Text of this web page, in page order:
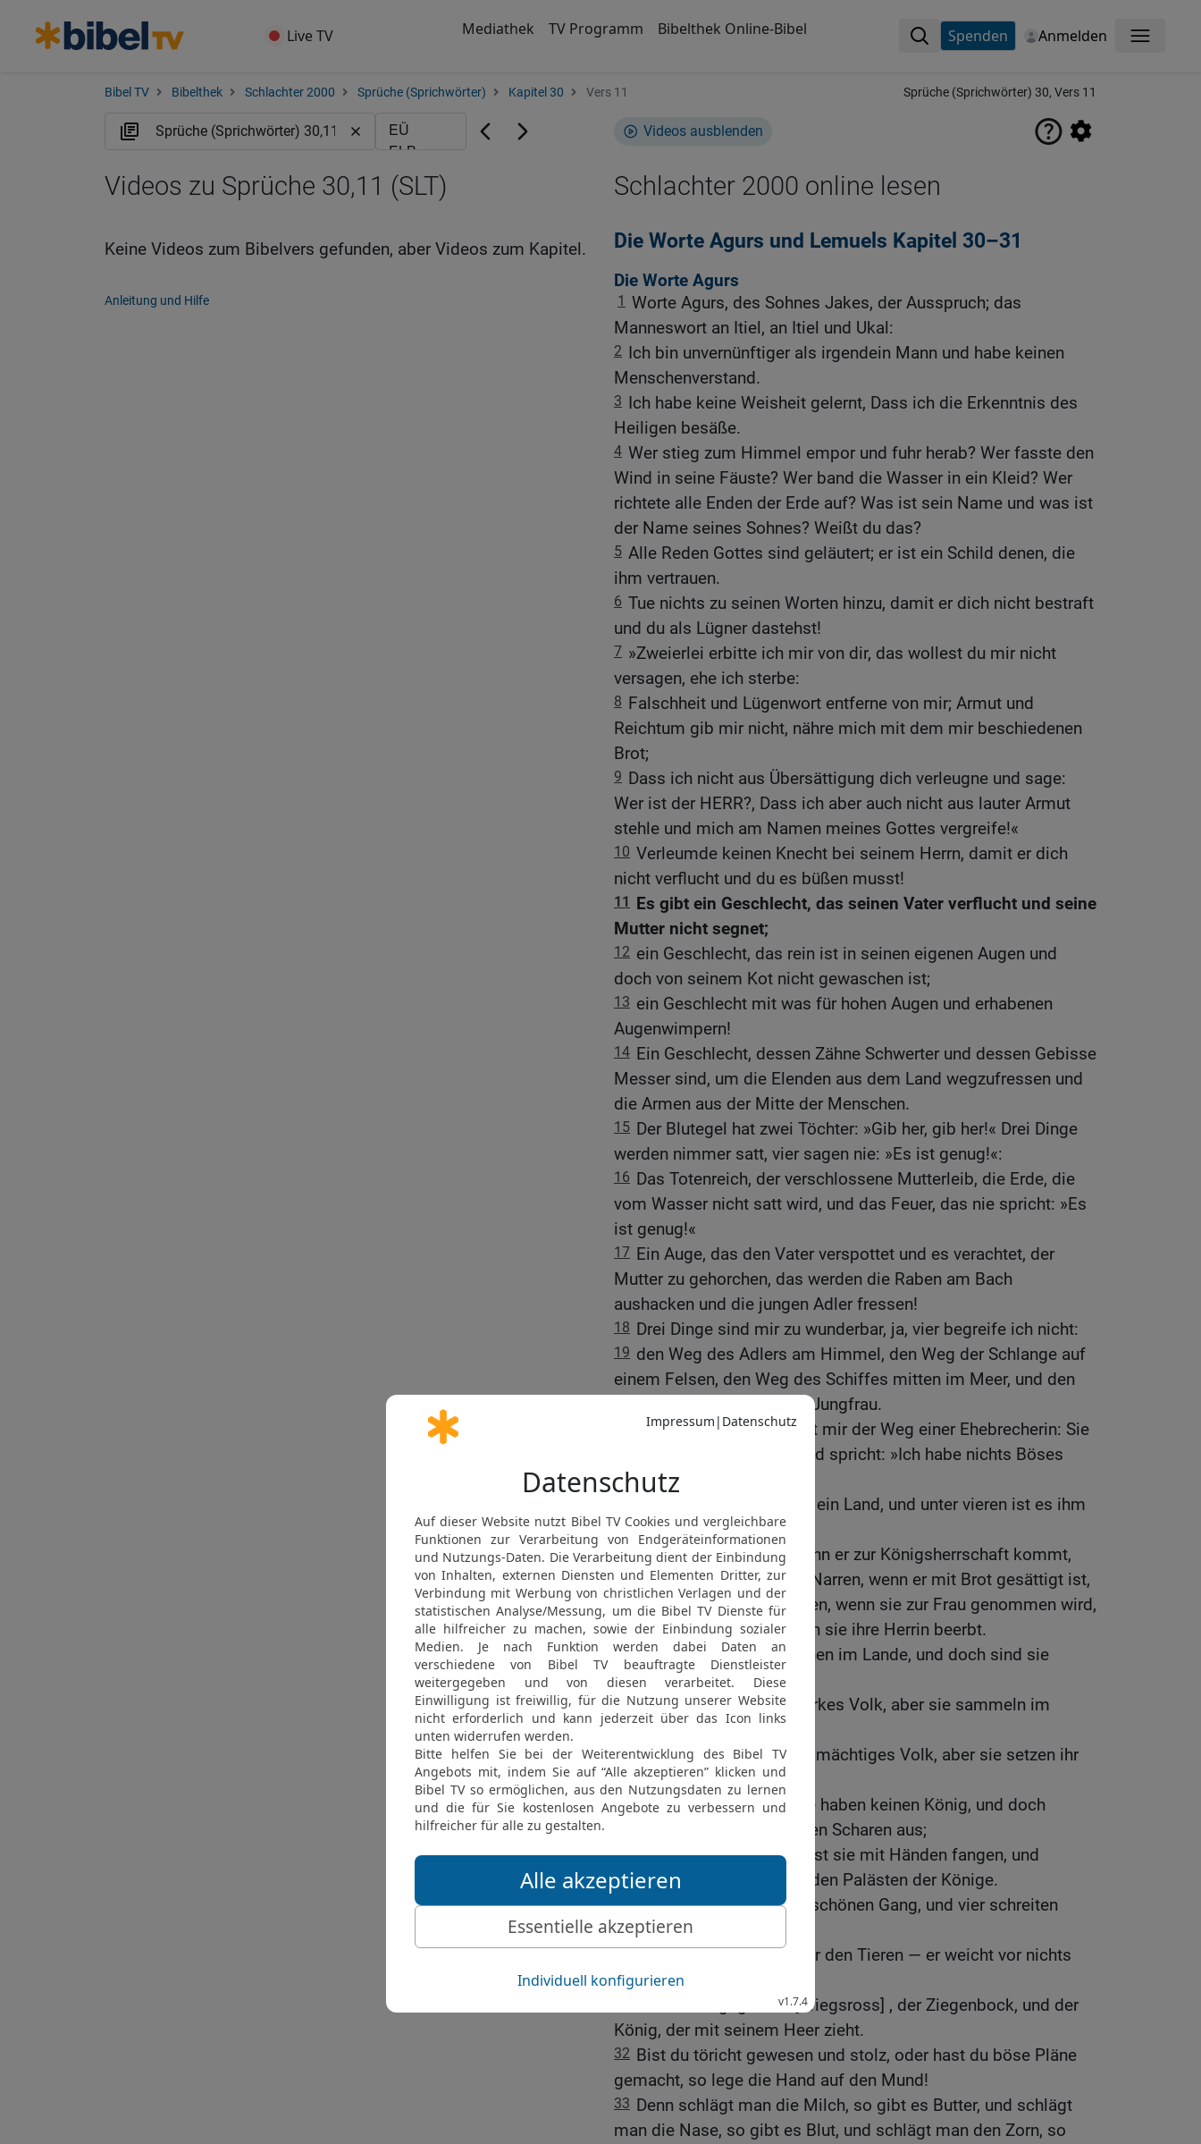
Live TV Mediathek TV Programm Bibelthek Online-Bibel Spenden Anmelden Menü
Bibel TV Bibelthek Schlachter 2000 Sprüche (Sprichwörter) Kapitel 30 Vers 11 Sprüche (Sprichwörter) 30, Vers 11
Videos ausblenden
Schlachter 2000 online lesen
Die Worte Agurs und Lemuels Kapitel 30–31
Die Worte Agurs
1 Worte Agurs, des Sohnes Jakes, der Ausspruch; das
Manneswort an Itiel, an Itiel und Ukal:
2 Ich bin unvernünftiger als irgendein Mann und habe keinen
Menschenverstand.
3 Ich habe keine Weisheit gelernt, Dass ich die Erkenntnis des
Heiligen besäße.
4 Wer stieg zum Himmel empor und fuhr herab? Wer fasste den
Wind in seine Fäuste? Wer band die Wasser in ein Kleid? Wer
richtete alle Enden der Erde auf? Was ist sein Name und was ist
der Name seines Sohnes? Weißt du das?
5 Alle Reden Gottes sind geläutert; er ist ein Schild denen, die
ihm vertrauen.
6 Tue nichts zu seinen Worten hinzu, damit er dich nicht bestraft
und du als Lügner dastehst!
7 »Zweierlei erbitte ich mir von dir, das wollest du mir nicht
versagen, ehe ich sterbe:
8 Falschheit und Lügenwort entferne von mir; Armut und
Reichtum gib mir nicht, nähre mich mit dem mir beschiedenen
Brot;
9 Dass ich nicht aus Übersättigung dich verleugne und sage:
Wer ist der HERR?, Dass ich aber auch nicht aus lauter Armut
stehle und mich am Namen meines Gottes vergreife!«
10 Verleumde keinen Knecht bei seinem Herrn, damit er dich
nicht verflucht und du es büßen musst!
11
Es gibt ein Geschlecht, das seinen Vater verflucht und seine
Mutter nicht segnet;
12 ein Geschlecht, das rein ist in seinen eigenen Augen und
doch von seinem Kot nicht gewaschen ist;
13 ein Geschlecht mit was für hohen Augen und erhabenen
Augenwimpern!
14 Ein Geschlecht, dessen Zähne Schwerter und dessen Gebisse
Messer sind, um die Elenden aus dem Land wegzufressen und
die Armen aus der Mitte der Menschen.
15 Der Blutegel hat zwei Töchter: »Gib her, gib her!« Drei Dinge
werden nimmer satt, vier sagen nie: »Es ist genug!«:
16 Das Totenreich, der verschlossene Mutterleib, die Erde, die
vom Wasser nicht satt wird, und das Feuer, das nie spricht: »Es
ist genug!«
17 Ein Auge, das den Vater verspottet und es verachtet, der
Mutter zu gehorchen, das werden die Raben am Bach
aushacken und die jungen Adler fressen!
18 Drei Dinge sind mir zu wunderbar, ja, vier begreife ich nicht:
19 den Weg des Adlers am Himmel, den Weg der Schlange auf
einem Felsen, den Weg des Schiffes mitten im Meer, und den
Weg des Mannes zu einer Jungfrau.
Ebenso unbegreiflich ist mir der Weg einer Ehebrecherin: Sie
isst und wischt ihr Maul und spricht: »Ich habe nichts Böses
getan!«
Unter drei Dingen zittert ein Land, und unter vieren ist es ihm
unerträglich:
22 Unter einem Knecht, wenn er zur Königsherrschaft kommt,
unter einem schändlichen Narren, wenn er mit Brot gesättigt ist,
23 unter einer Verschmähten, wenn sie zur Frau genommen wird,
und unter einer Magd, wenn sie ihre Herrin beerbt.
24 Diese vier sind die Kleinen im Lande, und doch sind sie
überaus weise:
25 Die Ameisen — kein starkes Volk, aber sie sammeln im
Sommer ihre Speise;
26 die Klippdachse — kein mächtiges Volk, aber sie setzen ihr
Haus auf den Felsen;
27 die Heuschrecken — sie haben keinen König, und doch
ziehen sie alle in geordneten Scharen aus;
28 die Eidechse — du kannst sie mit Händen fangen, und
dennoch findet sie sich in den Palästen der Könige.
29 Diese drei haben einen schönen Gang, und vier schreiten
stattlich einher:
30 Der Löwe, der Held unter den Tieren — er weicht vor nichts
zurück,
das lendengegürtete [Kriegsross] , der Ziegenbock, und der
König, der mit seinem Heer zieht.
32 Bist du töricht gewesen und stolz, oder hast du böse Pläne
gemacht, so lege die Hand auf den Mund!
33 Denn schlägt man die Milch, so gibt es Butter, und schlägt
man die Nase, so gibt es Blut, und schlägt man den Zorn, so
Videos zu Sprüche 30,11 (SLT)
Keine Videos zum Bibelvers gefunden, aber Videos zum Kapitel.
Anleitung und Hilfe